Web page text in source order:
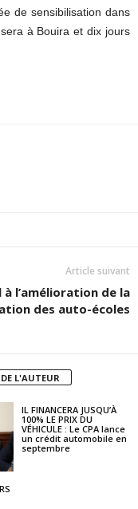
de sensibilisation dans
à Bouira et dix jours
Article suivant
à l’amélioration de la
des auto-écoles
L'AUTEUR
IL FINANCERA JUSQU’À
100% LE PRIX DU
VÉHICULE : Le CPA lance
un crédit automobile en
septembre